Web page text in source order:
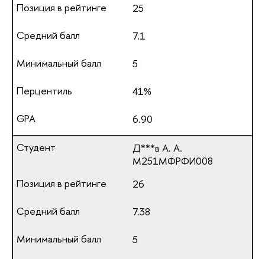
25
7.1
5
41%
6.90
Д***в А. А.
М251МФРФИ008
26
7.38
5